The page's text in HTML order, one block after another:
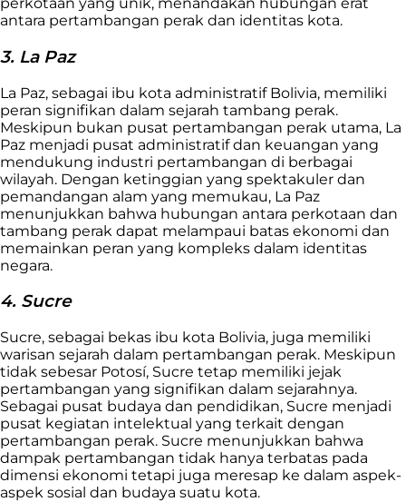
antara pertambangan perak dan identitas kota.
3. La Paz
La Paz, sebagai ibu kota administratif Bolivia, memiliki
peran signifikan dalam sejarah tambang perak.
Meskipun bukan pusat pertambangan perak utama, La
Paz menjadi pusat administratif dan keuangan yang
mendukung industri pertambangan di berbagai
wilayah. Dengan ketinggian yang spektakuler dan
pemandangan alam yang memukau, La Paz
menunjukkan bahwa hubungan antara perkotaan dan
tambang perak dapat melampaui batas ekonomi dan
memainkan peran yang kompleks dalam identitas
negara.
4. Sucre
Sucre, sebagai bekas ibu kota Bolivia, juga memiliki
warisan sejarah dalam pertambangan perak. Meskipun
tidak sebesar Potosí, Sucre tetap memiliki jejak
pertambangan yang signifikan dalam sejarahnya.
Sebagai pusat budaya dan pendidikan, Sucre menjadi
pusat kegiatan intelektual yang terkait dengan
pertambangan perak. Sucre menunjukkan bahwa
dampak pertambangan tidak hanya terbatas pada
dimensi ekonomi tetapi juga meresap ke dalam aspek-
aspek sosial dan budaya suatu kota.